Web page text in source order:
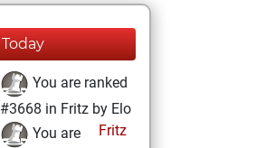
Today
You are ranked
#3668 in Fritz by Elo
Fritz
You are